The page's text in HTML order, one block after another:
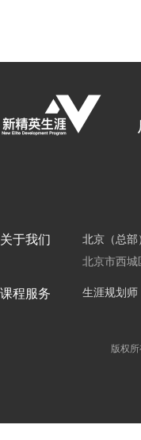
关于我们
北京（总部
北京市西
课程服务 生涯规划师
版权